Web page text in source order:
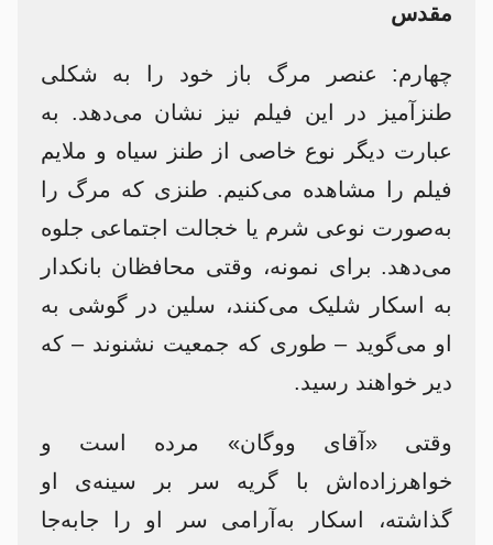
مقدس
چهارم: عنصر مرگ باز خود را به شکلی
طنز‌آمیز در این فیلم نیز نشان می‌دهد. به
عبارت دیگر نوع خاصی از طنز سیاه و ملایم
فیلم را مشاهده می‌کنیم. طنزی که مرگ را
به‌صورت نوعی شرم یا خجالت اجتماعی جلوه
می‌دهد. برای نمونه، وقتی محافظان بانکدار
به اسکار شلیک می‌کنند، سلین در گوشی به
او می‌گوید – طوری که جمعیت نشنوند – که
دیر خواهند رسید.
وقتی «آقای ووگان» مرده است و
خواهرزاده‌اش با گریه سر بر سینه‌ی او
گذاشته، اسکار به‌آرامی سر او را جابه‌جا